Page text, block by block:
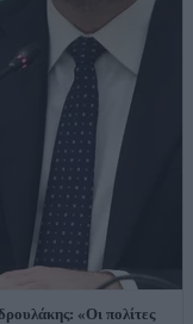
«Οι πολίτες